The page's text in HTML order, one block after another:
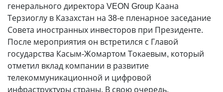
генерального директора VEON Group Каана
Терзиоглу в Казахстан на 38-е пленарное заседание
Совета иностранных инвесторов при Президенте.
После мероприятия он встретился с Главой
государства Касым-Жомартом Токаевым, который
отметил вклад компании в развитие
телекоммуникационной и цифровой
инфраструктуры страны. В свою очередь,